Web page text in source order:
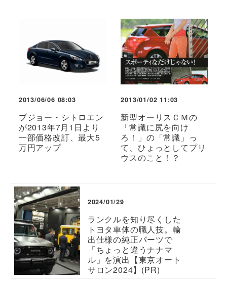
2013/06/06 08:03
プジョー・シトロエン
が2013年7月1日より
一部価格改訂、最大5
万円アップ
2013/01/02 11:03
新型オーリスＣＭの
「常識に尻を向け
ろ！」の「常識」っ
て、ひょっとしてプリ
ウスのこと！？
2024/01/29
ランクルを知り尽くした
トヨタ車体の職人技。輸
出仕様の純正パーツで
「ちょっと違うナナマ
ル」を演出【東京オート
サロン2024】(PR)